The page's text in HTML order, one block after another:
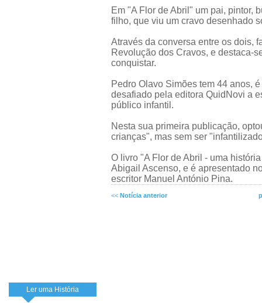
Ler uma História
Em "A Flor de Abril" um pai, pintor,
filho, que viu um cravo desenhado
Através da conversa entre os dois,
Revolução dos Cravos, e destaca-
conquistar.
Pedro Olavo Simões tem 44 anos,
desafiado pela editora QuidNovi a
público infantil.
Nesta sua primeira publicação,
crianças", mas sem ser
O livro "A Flor de Abril - uma
Abigail Ascenso, e é apresentado
escritor Manuel António Pina.
<< Notícia anterior